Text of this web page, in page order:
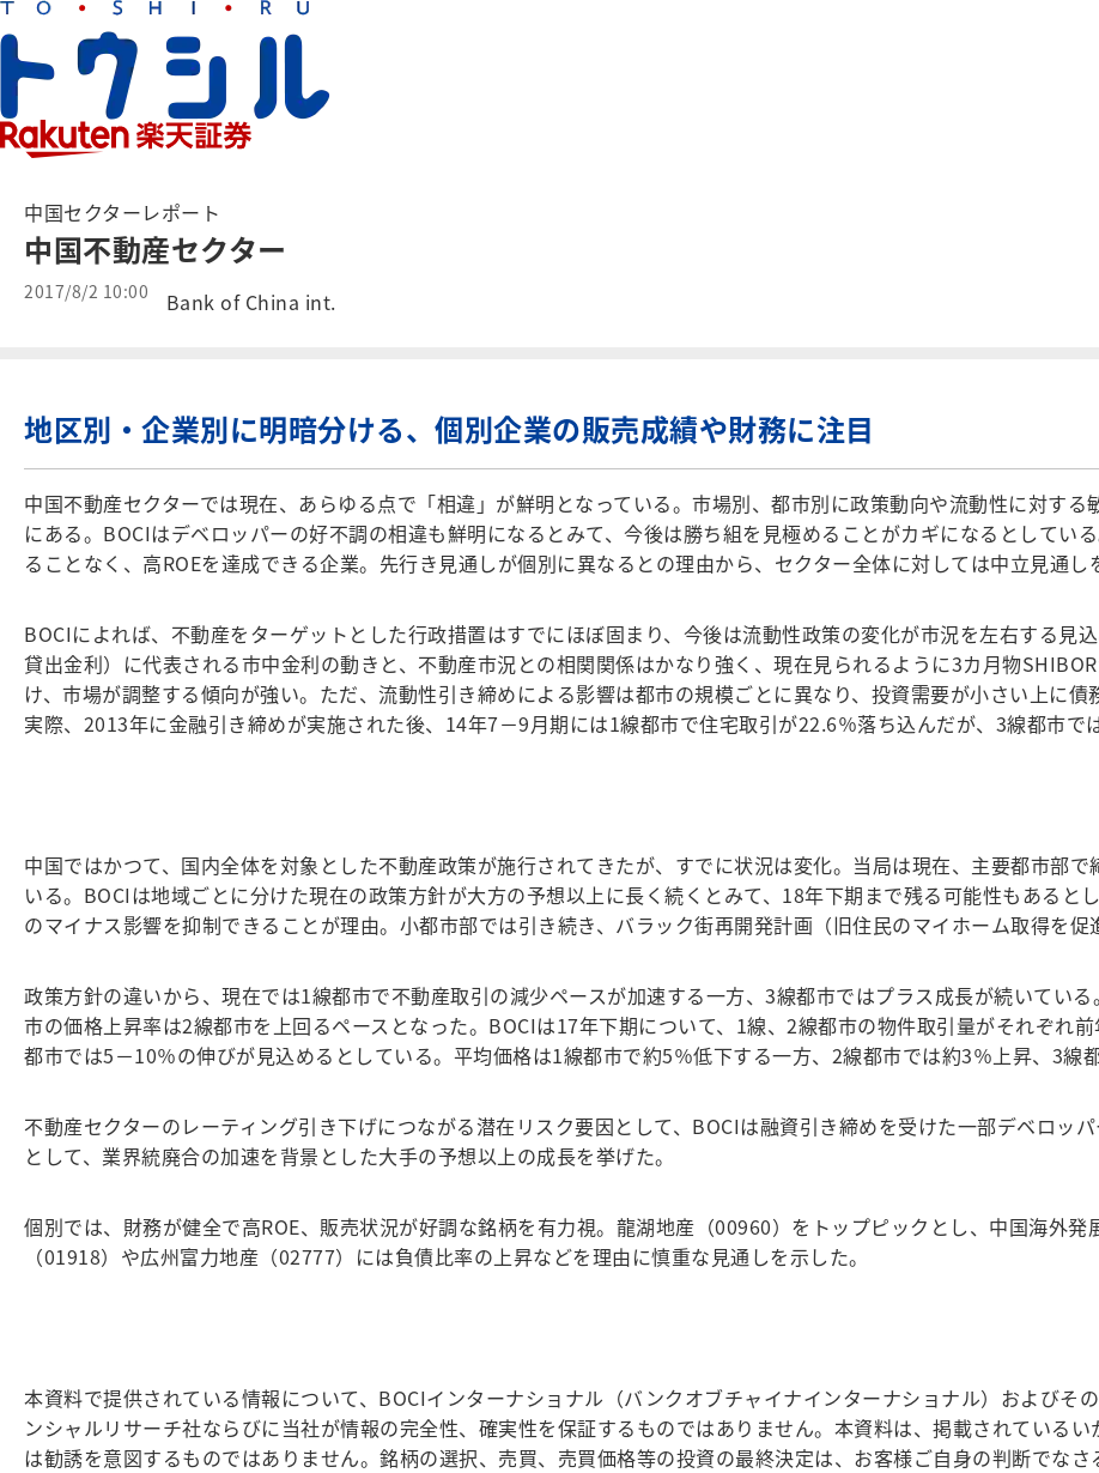
中国セクターレポート
中国不動産セクター
2017/8/2 10:00 Bank of China int.
地区別・企業別に明暗分ける、個別企業の販売成績や財務に注目
中国不動産セクターでは現在、あらゆる点で「相違」が鮮明となっている。市場別、都市別に政策動向や流動性に対す
にある。BOCIはデベロッパーの好不調の相違も鮮明になるとみて、今後は勝ち組を見極めることがカギになるとしてい
ることなく、高ROEを達成できる企業。先行き見通しが個別に異なるとの理由から、セクター全体に対しては中立見通し
BOCIによれば、不動産をターゲットとした行政措置はすでにほぼ固まり、今後は流動性政策の変化が市況を左右する見
貸出金利）に代表される市中金利の動きと、不動産市況との相関関係はかなり強く、現在見られるように3カ月物
け、市場が調整する傾向が強い。ただ、流動性引き締めによる影響は都市の規模ごとに異なり、投資需要が小さい上に債
実際、2013年に金融引き締めが実施された後、14年7－9月期には1線都市で住宅取引が22.6％落ち込んだが、3線都市で
中国ではかつて、国内全体を対象とした不動産政策が施行されてきたが、すでに状況は変化。当局は現在、主要都市部
いる。BOCIは地域ごとに分けた現在の政策方針が大方の予想以上に長く続くとみて、18年下期まで残る可能性もあると
のマイナス影響を抑制できることが理由。小都市部では引き続き、バラック街再開発計画（旧住民のマイホーム取得を促
政策方針の違いから、現在では1線都市で不動産取引の減少ペースが加速する一方、3線都市ではプラス成長が続いてい
市の価格上昇率は2線都市を上回るペースとなった。BOCIは17年下期について、1線、2線都市の物件取引量がそれぞれ
都市では5－10％の伸びが見込めるとしている。平均価格は1線都市で約5％低下する一方、2線都市では約3％上昇、3線
不動産セクターのレーティング引き下げにつながる潜在リスク要因として、BOCIは融資引き締めを受けた一部デベロッ
として、業界統廃合の加速を背景とした大手の予想以上の成長を挙げた。
個別では、財務が健全で高ROE、販売状況が好調な銘柄を有力視。龍湖地産（00960）をトップピックとし、中国海外
（01918）や広州富力地産（02777）には負債比率の上昇などを理由に慎重な見通しを示した。
本資料で提供されている情報について、BOCIインターナショナル（バンクオブチャイナインターナショナル）およびそ
ンシャルリサーチ社ならびに当社が情報の完全性、確実性を保証するものではありません。本資料は、掲載されている
は勧誘を意図するものではありません。銘柄の選択、売買、売買価格等の投資の最終決定は、お客様ご自身の判断でなさ